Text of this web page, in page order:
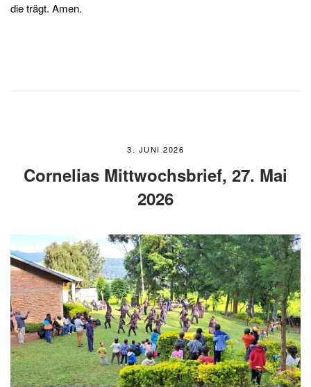
die trägt. Amen.
3. JUNI 2026
Cornelias Mittwochsbrief, 27. Mai
2026